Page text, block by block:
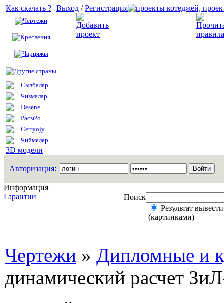
Как скачать ?
Чертежи
Креслення
Чарцяжы
Другие страны
Сызбалар
Чизмалар
Desene
Расм?о
Certyojy
Чиймелер
3D модели
Выход /Регистрация
Авторизация:
Информация
Гарантии
Поиск
Результат
(картинками)
Чертежи » Дипломные и
динамический расчет